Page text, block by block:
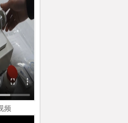
频